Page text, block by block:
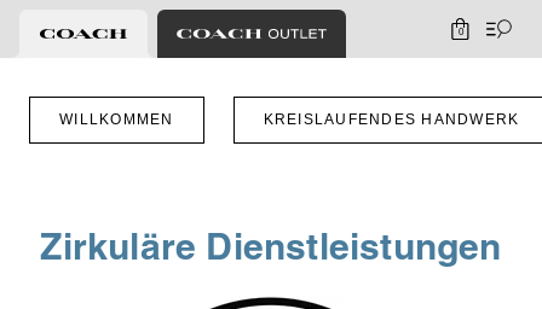
0
WILLKOMMEN KREISLAUFENDES HANDWERK
Zirkuläre Dienstleistungen